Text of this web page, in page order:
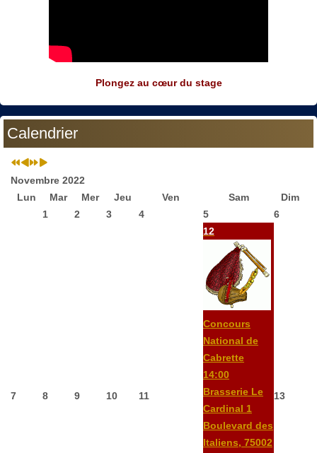
Plongez au cœur du stage
Calendrier
Novembre 2022
Lun
Mar Mer Jeu Ven Sam
Dim
1
2 3 4 5 6
7 8 9 10 11
12
Concours
National de
Cabrette
14:00
Brasserie Le
Cardinal 1
Boulevard des
Italiens, 75002
13